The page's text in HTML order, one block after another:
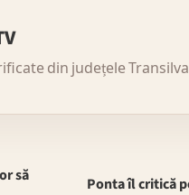
din județele
să
Ponta îl critică